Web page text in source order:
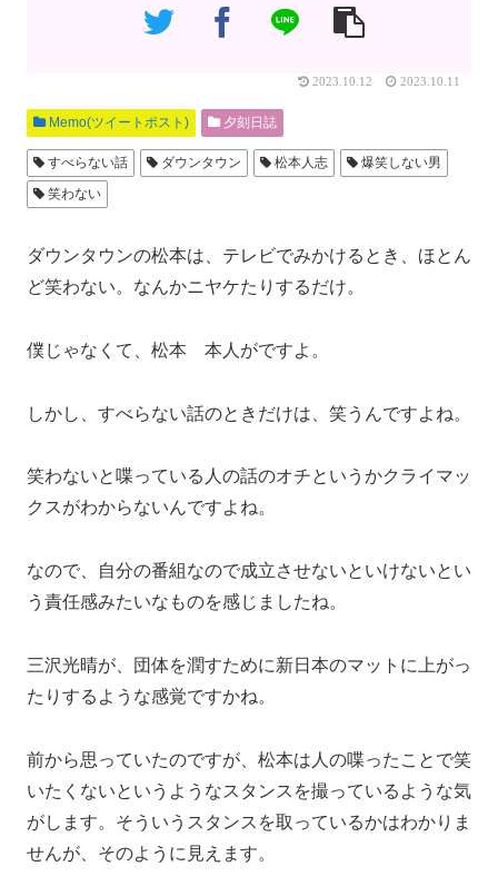
2023.10.12 2023.10.11
Memo(ツイートポスト) 夕刻日誌
すべらない話 ダウンタウン 松本人志
爆笑しない男
笑わない
ダウンタウンの松本は、テレビでみかけるとき、ほとん
ど笑わない。なんかニヤケたりするだけ。
僕じゃなくて、松本 本人がですよ。
しかし、すべらない話のときだけは、笑うんですよね。
笑わないと喋っている人の話のオチというかクライマッ
クスがわからないんですよね。
なので、自分の番組なので成立させないといけないとい
う責任感みたいなものを感じましたね。
三沢光晴が、団体を潤すために新日本のマットに上がっ
たりするような感覚ですかね。
前から思っていたのですが、松本は人の喋ったことで笑
いたくないというようなスタンスを撮っているような気
がします。そういうスタンスを取っているかはわかりま
せんが、そのように見えます。